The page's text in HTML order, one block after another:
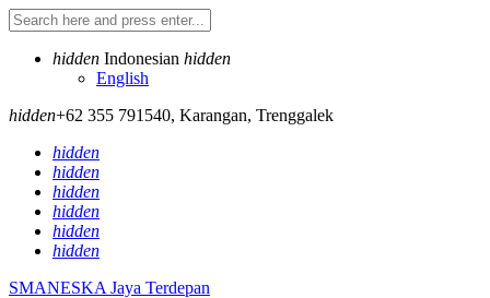
hidden Indonesian hidden
English
hidden+62 355 791540, Karangan, Trenggalek
hidden
hidden
hidden
hidden
hidden
hidden
SMANESKA Jaya Terdepan